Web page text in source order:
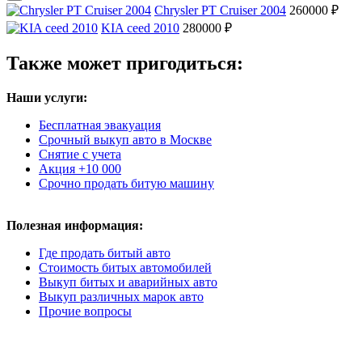
Chrysler PT Cruiser 2004 260000 ₽
KIA ceed 2010 280000 ₽
Также может пригодиться:
Наши услуги:
Бесплатная эвакуация
Срочный выкуп авто в Москве
Снятие с учета
Акция +10 000
Срочно продать битую машину
Полезная информация:
Где продать битый авто
Стоимость битых автомобилей
Выкуп битых и аварийных авто
Выкуп различных марок авто
Прочие вопросы